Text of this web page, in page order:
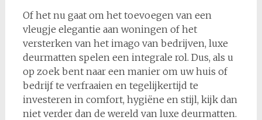
Of het nu gaat om het toevoegen van een
vleugje elegantie aan woningen of het
versterken van het imago van bedrijven, luxe
deurmatten spelen een integrale rol. Dus, als u
op zoek bent naar een manier om uw huis of
bedrijf te verfraaien en tegelijkertijd te
investeren in comfort, hygiëne en stijl, kijk dan
niet verder dan de wereld van luxe deurmatten.